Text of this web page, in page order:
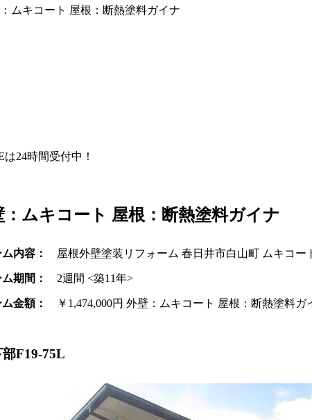
ムキコート 屋根：断熱塗料ガイナ
は24時間受付中！
ムキコート 屋根：断熱塗料ガイナ
内容： 屋根外壁塗装リフォーム 春日井市白山町 ムキコー
期間： 2週間 <築11年>
金額：
￥1,474,000円 外壁：ムキコート 屋根：断熱塗料ガ
F19-75L